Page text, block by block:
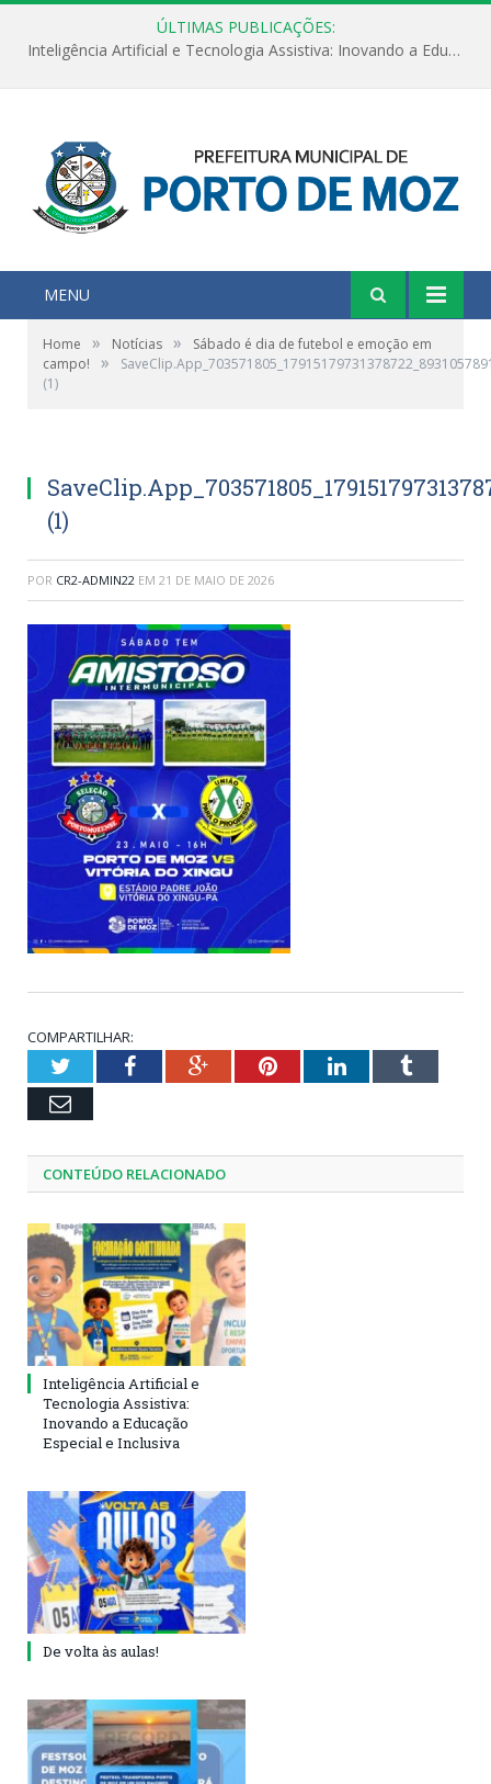
ÚLTIMAS PUBLICAÇÕES:
Inteligência Artificial e Tecnologia Assistiva: Inovando a Educação Especial e Inclusiva
MENU
Home » Notícias »
Sábado é dia de futebol e emoção em
campo!
»
(1)
(1)
POR CR2-ADMIN22 EM 21 DE MAIO DE 2026
COMPARTILHAR:
TwitterFacebookGoogle+PinterestLinkedInTumblr
Email
CONTEÚDO RELACIONADO
Inteligência Artificial e
Tecnologia Assistiva:
Inovando a Educação
Especial e Inclusiva
De volta às aulas!